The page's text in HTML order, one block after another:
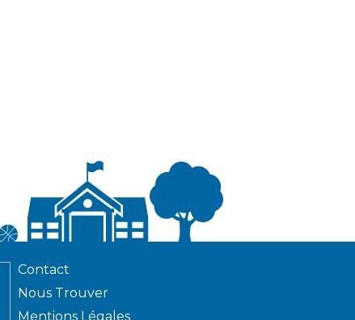
Contact
Nous Trouver
Mentions Légales